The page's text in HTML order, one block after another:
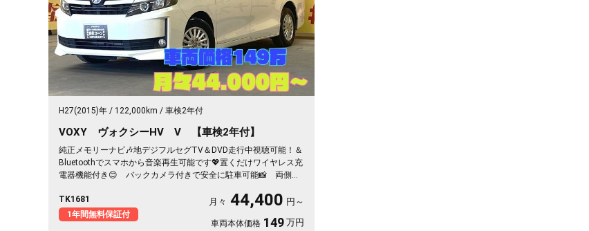
H27(2015)年 122,000km 車検2年付
VOXY ヴォクシーHV V 【車検2年付】
純正メモリーナビ🎶地デジフルセグTV＆DVD走行中視聴可能！＆
Bluetoothでスマホから音楽再生可能です💖置くだけワイヤレス充
電器機能付き😊 バックカメラ付きで安全に駐車可能📸 両側パ
LEDヘッドライト&フォグランプで夜間でも明るく照らしてくれま
す🌞 スマートキー&プッシュスタートで楽々エンジンスター
TK1681
1年間無料保証付
月々 44,400 円～
車両本体価格 149 万円